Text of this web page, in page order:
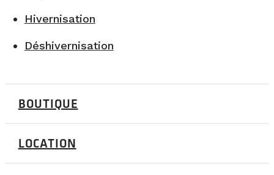
Hivernisation
Déshivernisation
BOUTIQUE
LOCATION